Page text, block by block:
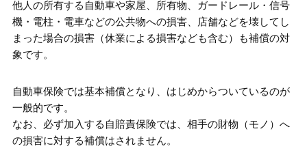
他人の所有する自動車や家屋、所有物、ガードレール・信号
機・電柱・電車などの公共物への損害、店舗などを壊してし
まった場合の損害（休業による損害なども含む）も補償の対
象です。
自動車保険では基本補償となり、はじめからついているのが
一般的です。
なお、必ず加入する自賠責保険では、相手の財物（モノ）へ
の損害に対する補償はされません。